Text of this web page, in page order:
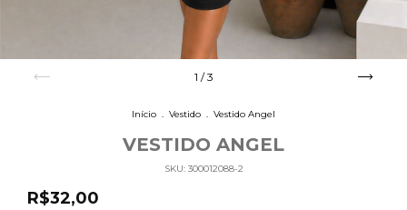
1 /3
Início . Vestido . Vestido Angel
VESTIDO ANGEL
SKU: 300012088-2
R$32,00